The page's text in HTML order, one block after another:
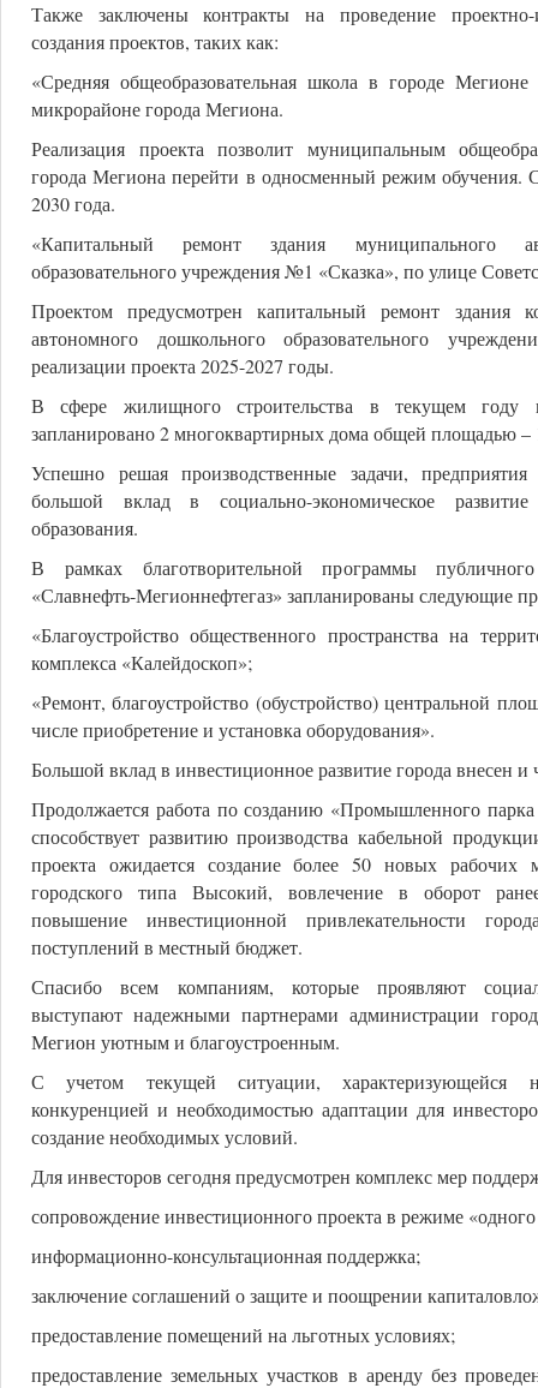
Также заключены контракты на проведение проектно-
создания проектов, таких как:
«Средняя общеобразовательная школа в городе
микрорайоне города Мегиона.
Реализация проекта позволит муниципальным
города Мегиона перейти в односменный режим обучения.
2030 года.
«Капитальный ремонт здания муниципального
образовательного учреждения №1 «Сказка», по улице
Проектом предусмотрен капитальный ремонт здания
автономного дошкольного образовательного
реализации проекта 2025-2027 годы.
В сфере жилищного строительства в текущем году
запланировано 2 многоквартирных дома общей площадью –
Успешно решая производственные задачи,
большой вклад в социально-экономическое
образования.
В рамках благотворительной программы
«Славнефть-Мегионнефтегаз» запланированы следующие
«Благоустройство общественного пространства на
комплекса «Калейдоскоп»;
«Ремонт, благоустройство (обустройство) центральной
числе приобретение и установка оборудования».
Большой вклад в инвестиционное развитие города внесен
Продолжается работа по созданию «Промышленного
способствует развитию производства кабельной
проекта ожидается создание более 50 новых рабочих
городского типа Высокий, вовлечение в оборот
повышение инвестиционной привлекательности
поступлений в местный бюджет.
Спасибо всем компаниям, которые проявляют
выступают надежными партнерами администрации
Мегион уютным и благоустроенным.
С учетом текущей ситуации, характеризующейся
конкуренцией и необходимостью адаптации для
создание необходимых условий.
Для инвесторов сегодня предусмотрен комплекс мер
сопровождение инвестиционного проекта в режиме
информационно-консультационная поддержка;
заключение cоглашений о защите и поощрении
предоставление помещений на льготных условиях;
предоставление земельных участков в аренду без